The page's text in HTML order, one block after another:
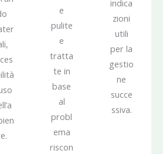
e
pulite
e
tratta
te in
base
al
probl
ema
riscon
indica
zioni
utili
per la
gestio
ne
succe
ssiva.